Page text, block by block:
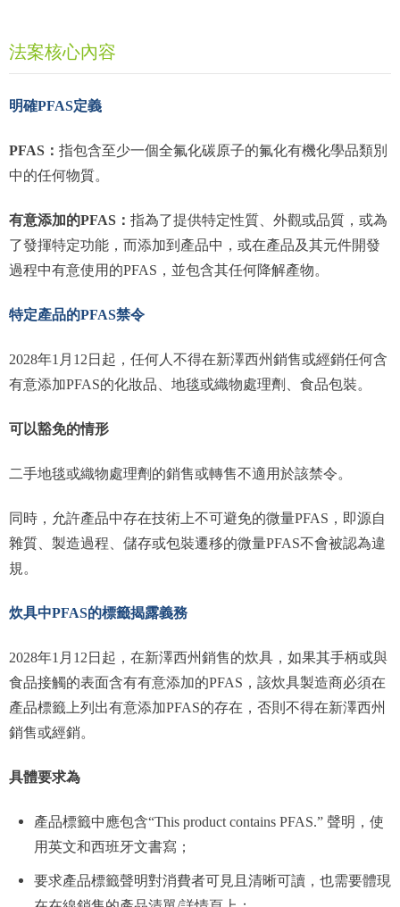
法案核心內容
明確PFAS定義
PFAS： 指包含至少一個全氟化碳原子的氟化有機化學品類別
中的任何物質。
有意添加的PFAS： 指為了提供特定性質、外觀或品質，或為
了發揮特定功能，而添加到產品中，或在產品及其元件開發
過程中有意使用的PFAS，並包含其任何降解產物。
特定產品的PFAS禁令
2028年1月12日起，任何人不得在新澤西州銷售或經銷任何含
有意添加PFAS的化妝品、地毯或織物處理劑、食品包裝。
可以豁免的情形
二手地毯或織物處理劑的銷售或轉售不適用於該禁令。
同時，允許產品中存在技術上不可避免的微量PFAS，即源自
雜質、製造過程、儲存或包裝遷移的微量PFAS不會被認為違
規。
炊具中PFAS的標籤揭露義務
2028年1月12日起，在新澤西州銷售的炊具，如果其手柄或與
食品接觸的表面含有有意添加的PFAS，該炊具製造商必須在
產品標籤上列出有意添加PFAS的存在，否則不得在新澤西州
銷售或經銷。
具體要求為
產品標籤中應包含“This product contains PFAS.” 聲明，使
用英文和西班牙文書寫；
要求產品標籤聲明對消費者可見且清晰可讀，也需要體現